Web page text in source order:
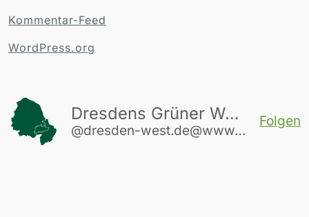
Kommentar-Feed
WordPress.org
Dresdens Grüner Westen
@dresden-west.de@www.dresden-west.de
Folgen